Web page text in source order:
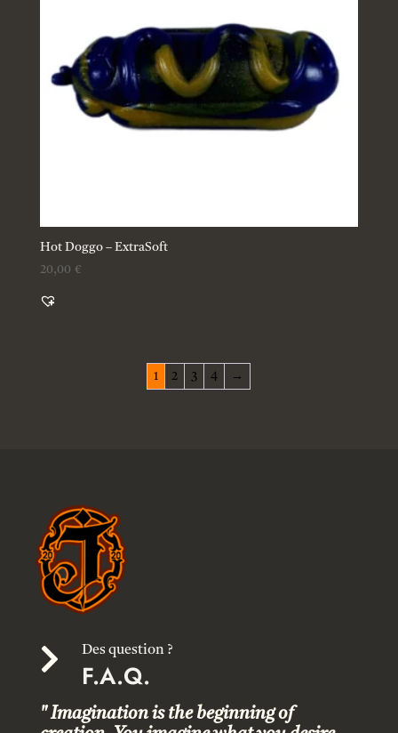
Hot Doggo – ExtraSoft
20,00 €
1 2 3 4 →
 Des question ?
F.A.Q.
" Imagination is the beginning of